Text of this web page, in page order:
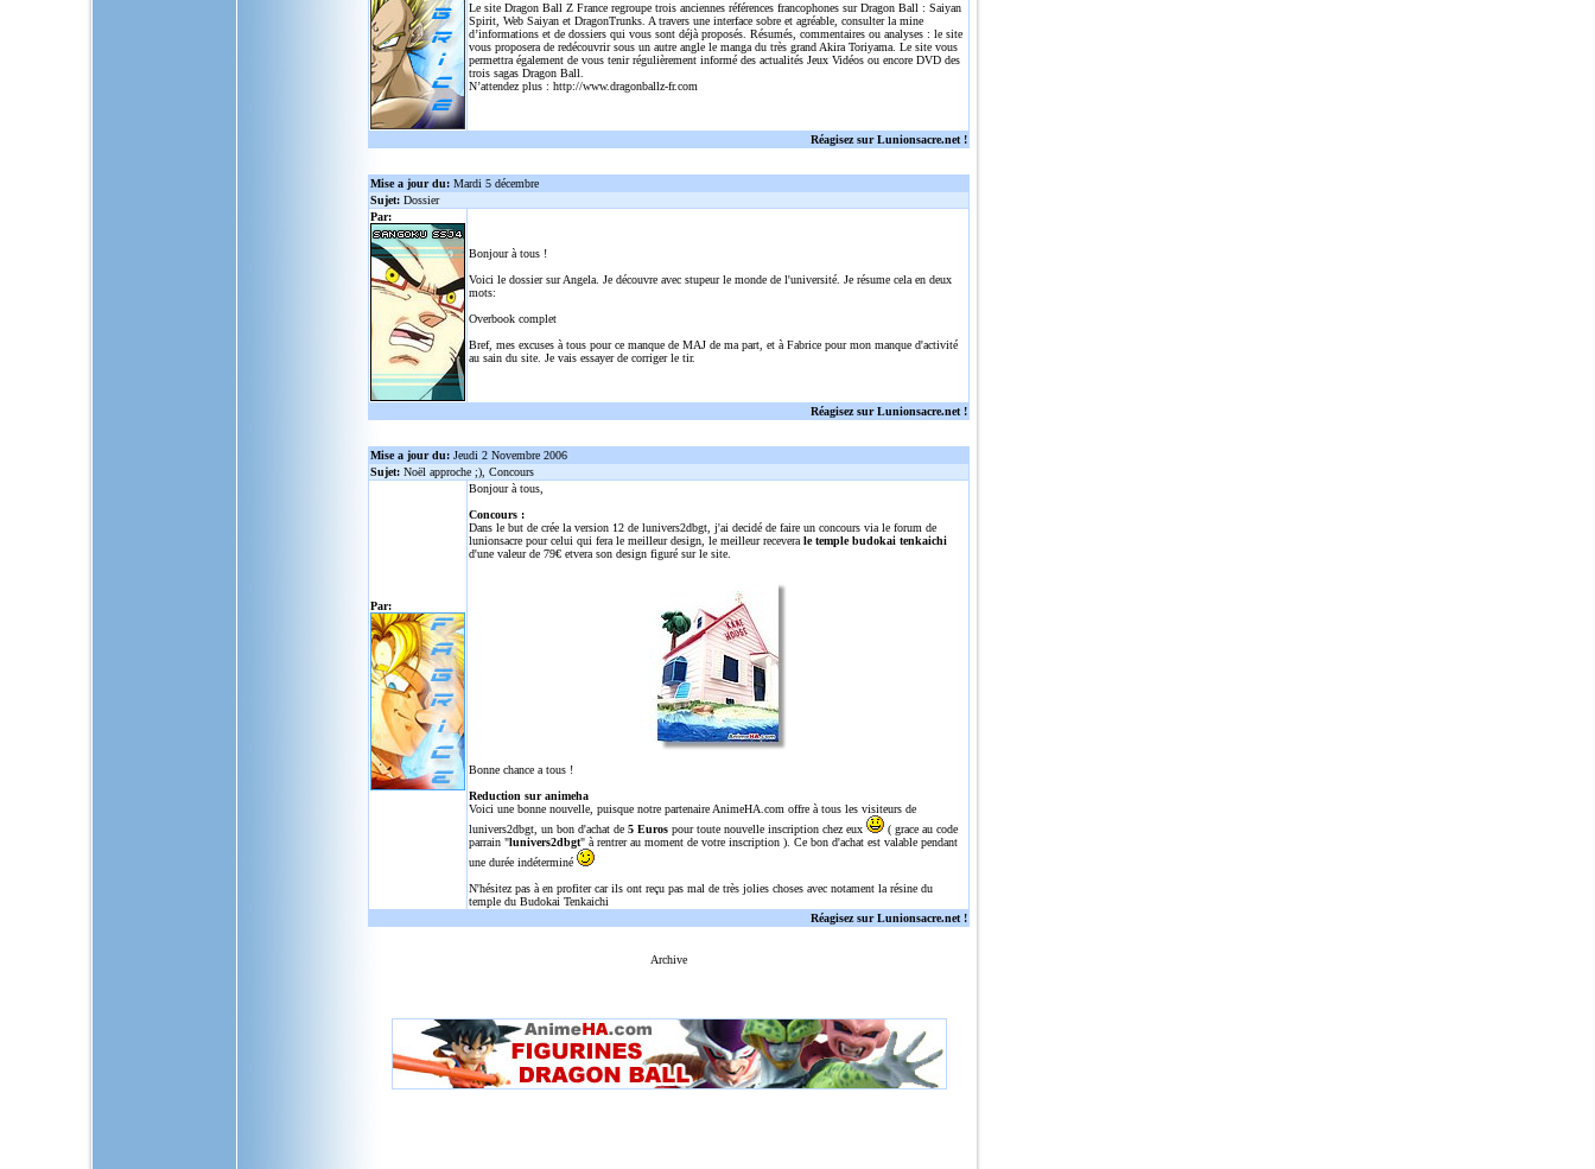
Le site Dragon Ball Z France regroupe trois anciennes références francophones sur Dragon Ball : Saiyan
Spirit, Web Saiyan et DragonTrunks. A travers une interface sobre et agréable, consulter la mine
d’informations et de dossiers qui vous sont déjà proposés. Résumés, commentaires ou analyses : le site
vous proposera de redécouvrir sous un autre angle le manga du très grand Akira Toriyama. Le site vous
permettra également de vous tenir régulièrement informé des actualités Jeux Vidéos ou encore DVD des
trois sagas Dragon Ball.
N’attendez plus : http://www.dragonballz-fr.com
Réagisez sur Lunionsacre.net !
Mise a jour du: Mardi 5 décembre
Sujet: Dossier
Par:
Bonjour à tous !
Voici le dossier sur Angela. Je découvre avec stupeur le monde de l'université. Je résume cela en deux
mots:
Overbook complet
Bref, mes excuses à tous pour ce manque de MAJ de ma part, et à Fabrice pour mon manque d'activité
au sain du site. Je vais essayer de corriger le tir.
Réagisez sur Lunionsacre.net !
Mise a jour du: Jeudi 2 Novembre 2006
Sujet: Noël approche ;), Concours
Par:
Bonjour à tous,
Concours :
Dans le but de crée la version 12 de lunivers2dbgt, j'ai decidé de faire un concours via le forum de
lunionsacre pour celui qui fera le meilleur design, le meilleur recevera le temple budokai tenkaichi
d'une valeur de 79€ etvera son design figuré sur le site.
Bonne chance a tous !
Reduction sur animeha
Voici une bonne nouvelle, puisque notre partenaire AnimeHA.com offre à tous les visiteurs de
lunivers2dbgt, un bon d'achat de 5 Euros pour toute nouvelle inscription chez eux
( grace au code
parrain "lunivers2dbgt" à rentrer au moment de votre inscription ). Ce bon d'achat est valable pendant
une durée indéterminé
N'hésitez pas à en profiter car ils ont reçu pas mal de très jolies choses avec notament la résine du
temple du Budokai Tenkaichi
Réagisez sur Lunionsacre.net !
Archive